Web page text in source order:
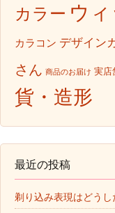
カラー ウ
カラコン デザイン
さん 商品のお届け 実店
貨・造形
最近の投稿
剃り込み表現はどうし